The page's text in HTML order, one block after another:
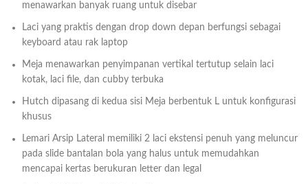
menawarkan banyak ruang untuk disebar
Laci yang praktis dengan drop down depan berfungsi sebagai
keyboard atau rak laptop
Meja menawarkan penyimpanan vertikal tertutup selain laci
kotak, laci file, dan cubby terbuka
Hutch dipasang di kedua sisi Meja berbentuk L untuk konfigurasi
khusus
Lemari Arsip Lateral memiliki 2 laci ekstensi penuh yang meluncur
pada slide bantalan bola yang halus untuk memudahkan
mencapai kertas berukuran letter dan legal